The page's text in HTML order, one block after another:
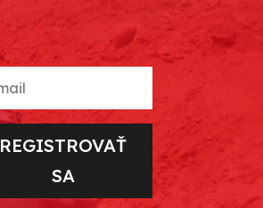
REGISTROVAŤ
SA